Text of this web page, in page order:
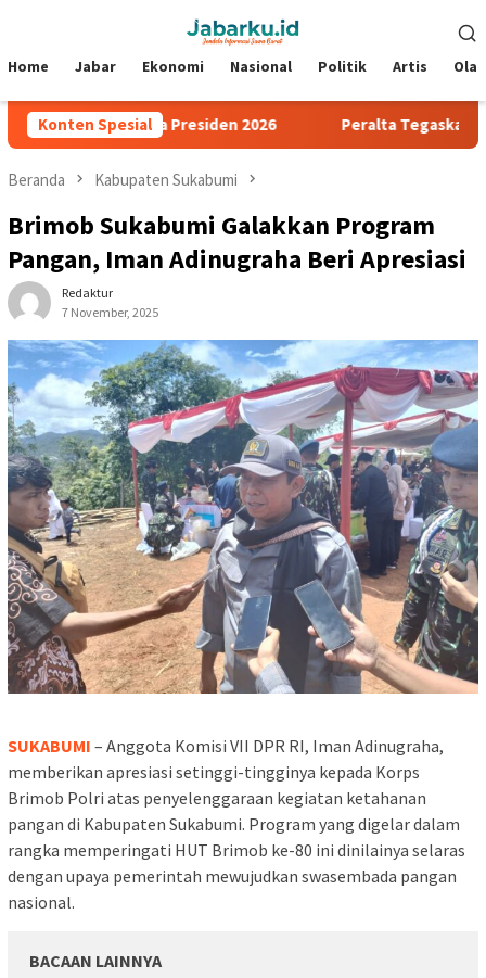
Mobile
Home Jabar Ekonomi Nasional Politik Artis
Konten Spesial
Piala Presiden 2026 Peralta Tegaskan Tak
Beranda Kabupaten Sukabumi
Brimob Sukabumi Galakkan Program
Pangan, Iman Adinugraha Beri Apresiasi
Redaktur
7 November, 2025
SUKABUMI – Anggota Komisi VII DPR RI, Iman Adinugraha,
memberikan apresiasi setinggi-tingginya kepada Korps
Brimob Polri atas penyelenggaraan kegiatan ketahanan
pangan di Kabupaten Sukabumi. Program yang digelardalam
rangka memperingati HUT Brimob ke-80 ini dinilainya selaras
dengan upaya pemerintah mewujudkan swasembada pangan
nasional.
BACAAN LAINNYA